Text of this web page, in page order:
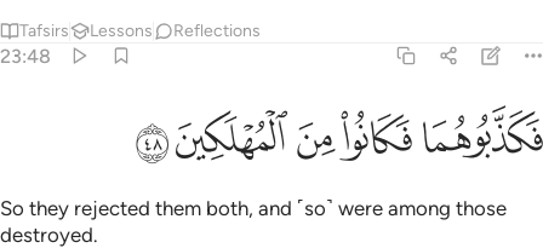
Tafsirs Lessons Reflections
23:48
فكذبوهما فكانوا من المهلكين ٤٨
فَكَذَّبُوهُمَا فَكَانُوا۟ مِنَ ٱلْمُهْلَكِينَ ٤٨
ﱹﱺﱻﱼﱽ
So they rejected them both, and ˹so˺ were among those
destroyed.